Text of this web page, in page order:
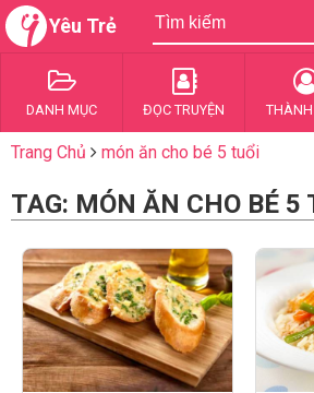
Yêu Trẻ
DANH MỤC ĐỌC TRUYỆN THÀNH
Trang Chủ món ăn cho bé 5 tuổi
TAG: MÓN ĂN CHO BÉ 5